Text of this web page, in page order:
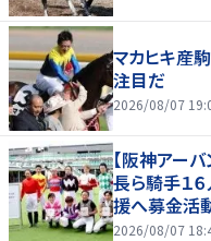
マカヒキ産
注目だ
2026/08/07
【阪神アー
長ら騎手１
援へ募金活
2026/08/07